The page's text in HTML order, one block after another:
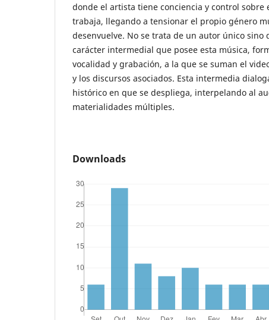
donde el artista tiene conciencia y control sobre
trabaja, llegando a tensionar el propio género
desenvuelve. No se trata de un autor único
carácter intermedial que posee esta música,
vocalidad y grabación, a la que se suman el
y los discursos asociados. Esta intermedia
histórico en que se despliega, interpelando al
materialidades múltiples.
Downloads